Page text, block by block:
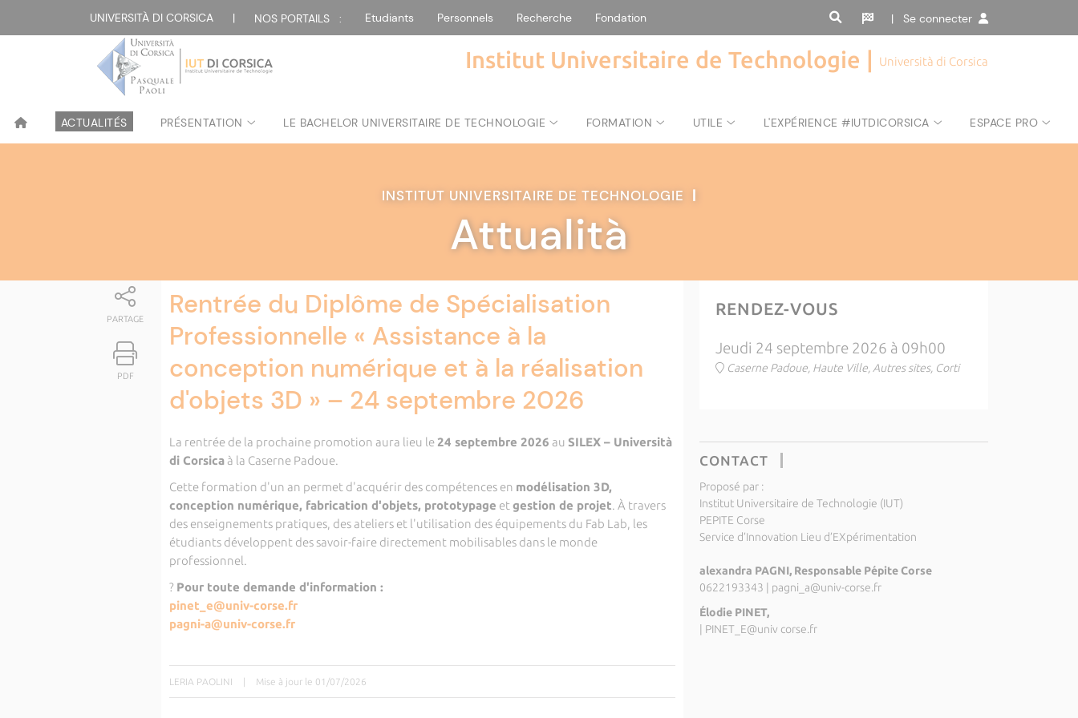
UNIVERSITÀ DI CORSICA | NOS PORTAILS : Etudiants Personnels Recherche Fondation | Se connecter
Institut Universitaire de Technologie | Università di Corsica
ACTUALITÉS PRÉSENTATION LE BACHELOR UNIVERSITAIRE DE TECHNOLOGIE FORMATION UTILE L'EXPÉRIENCE #IUTDICORSICA ESPACE PRO
INSTITUT UNIVERSITAIRE DE TECHNOLOGIE |
Attualità
PARTAGE
PDF
Rentrée du Diplôme de Spécialisation
Professionnelle « Assistance à la
conception numérique et à la réalisation
d'objets 3D » – 24 septembre 2026
La rentrée de la prochaine promotion aura lieu le 24 septembre 2026 au SILEX – Università
di Corsicaà la Caserne Padoue.
Cette formation d'un an permet d'acquérir des compétences en modélisation 3D,
conception numérique, fabrication d'objets, prototypage et gestion de projet. À travers
des enseignements pratiques, des ateliers et l'utilisation des équipements du Fab Lab, les
étudiants développent des savoir-faire directement mobilisables dans le monde
professionnel.
? Pour toute demande d'information :
pinet_e@univ-corse.fr
pagni-a@univ-corse.fr
LERIA PAOLINI | Mise à jour le 01/07/2026
RENDEZ-VOUS
Jeudi 24 septembre 2026 à 09h00
Caserne Padoue, Haute Ville, Autres sites, Corti
CONTACT
Proposé par :
Institut Universitaire de Technologie (IUT)
PEPITE Corse
Service d’Innovation Lieu d’EXpérimentation
alexandra PAGNI, Responsable Pépite Corse
0622193343
pagni_a@univ-corse.fr
Élodie PINET,
PINET_E@univ corse.fr